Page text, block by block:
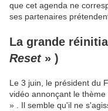
que cet agenda ne
ses partenaires
La grande
Reset » )
Le 3 juin, le président du
vidéo annonçant le
» . Il semble qu'il ne